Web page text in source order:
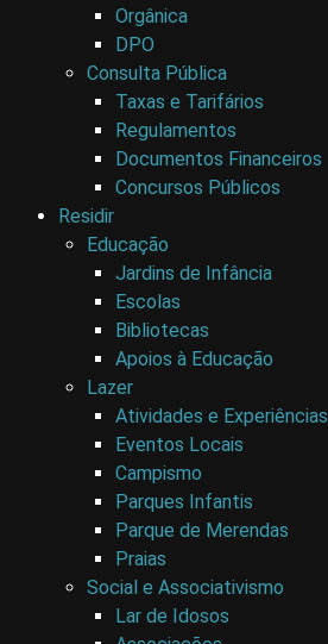
Orgânica
DPO
Consulta Pública
Taxas e Tarifários
Regulamentos
Documentos Financeiros
Concursos Públicos
Residir
Educação
Jardins de Infância
Escolas
Bibliotecas
Apoios à Educação
Lazer
Atividades e Experiências
Eventos Locais
Campismo
Parques Infantis
Parque de Merendas
Praias
Social e Associativismo
Lar de Idosos